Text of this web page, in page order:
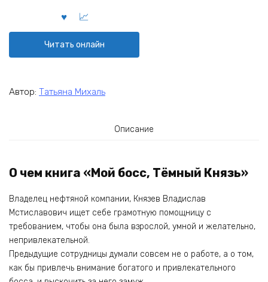
Читать онлайн
Автор: Татьяна Михаль
Описание
О чем книга «Мой босс, Тёмный Князь»
Владелец нефтяной компании, Князев Владислав
Мстиславович ищет себе грамотную помощницу с
требованием, чтобы она была взрослой, умной и желательно,
непривлекательной.
Предыдущие сотрудницы думали совсем не о работе, а о том,
как бы привлечь внимание богатого и привлекательного